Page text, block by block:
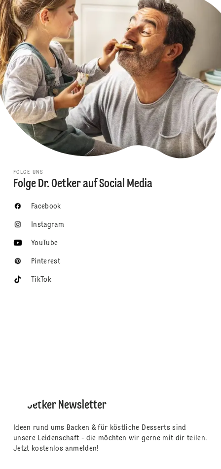
FOLGE UNS
Folge Dr. Oetker auf Social Media
Facebook
Instagram
YouTube
Pinterest
TikTok
Dr. Oetker Newsletter
Ideen rund ums Backen & für köstliche Desserts sind
unsere Leidenschaft - die möchten wir gerne mit dir teilen.
Jetzt kostenlos anmelden!